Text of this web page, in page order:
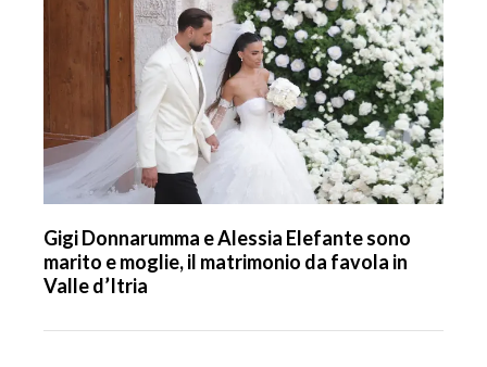
Gigi Donnarumma e Alessia Elefante sono
marito e moglie, il matrimonio da favola in
Valle d’Itria